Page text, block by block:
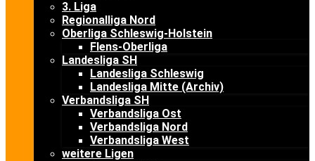
3. Liga
Regionalliga Nord
Oberliga Schleswig-Holstein
Flens-Oberliga
Landesliga SH
Landesliga Schleswig
Landesliga Mitte (Archiv)
Verbandsliga SH
Verbandsliga Ost
Verbandsliga Nord
Verbandsliga West
weitere Ligen